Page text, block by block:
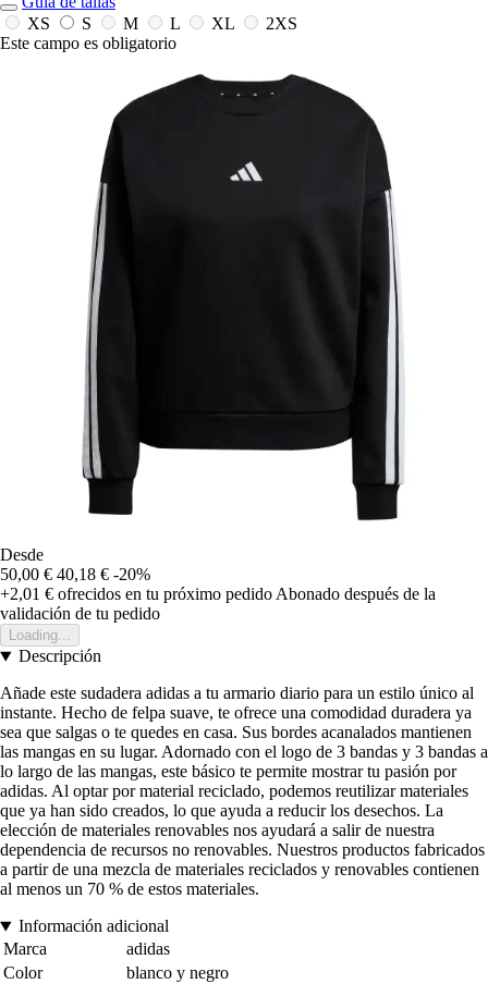
XS
S M L XL
2XS
Este campo es obligatorio
Desde
50,00 € 40,18 € -20%
+2,01 € ofrecidos en tu próximo pedidoAbonado después de la
validación de tu pedido
Loading...
Descripción
Añade este sudadera adidas a tu armario diario para un estilo único al
instante. Hecho de felpa suave, te ofrece una comodidad duradera ya
sea que salgas o te quedes en casa. Sus bordes acanalados mantienen
las mangas en su lugar. Adornado con el logo de 3 bandas y 3 bandas a
lo largo de las mangas, este básico te permite mostrar tu pasión por
adidas. Al optar por material reciclado, podemos reutilizar materiales
que ya han sido creados, lo que ayuda a reducir los desechos. La
elección de materiales renovables nos ayudará a salir de nuestra
dependencia de recursos no renovables. Nuestros productos fabricados
a partir de una mezcla de materiales reciclados y renovables contienen
al menos un 70 % de estos materiales.
Información adicional
Marca
adidas
Color
blanco y negro